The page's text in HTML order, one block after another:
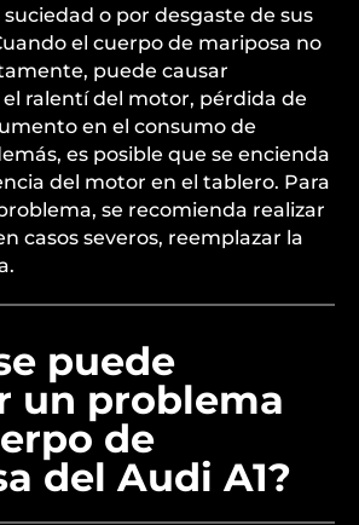
o por desgaste de sus
el cuerpo de mariposa no
puede causar
ralentí del motor, pérdida de
en el consumo de
es posible que se encienda
del motor en el tablero. Para
se recomienda realizar
casos severos, reemplazar la
puede
un problema
de
del Audi A1?